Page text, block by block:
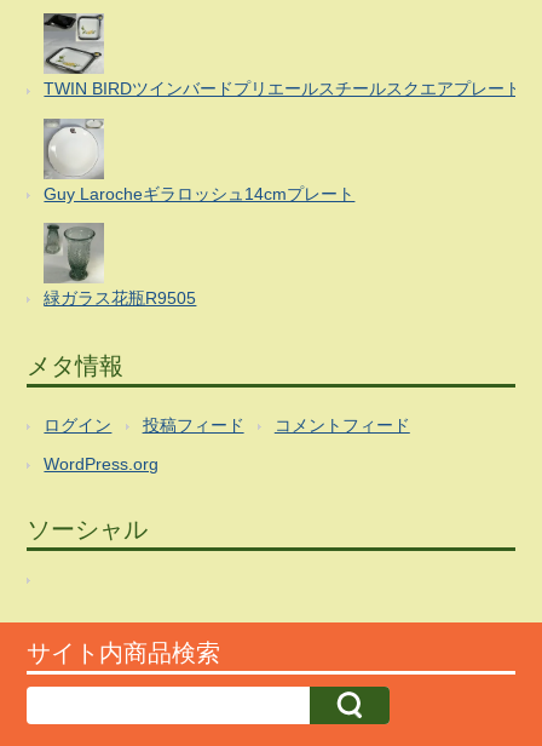
TWIN BIRDツインバードプリエールスチールスクエアプレート
Guy Larocheギラロッシュ14cmプレート
緑ガラス花瓶R9505
メタ情報
ログイン 投稿フィード コメントフィード
WordPress.org
ソーシャル
サイト内商品検索